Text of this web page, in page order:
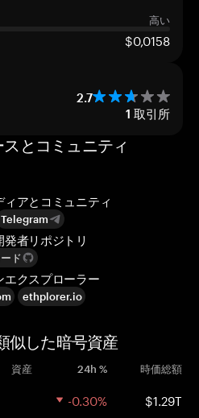
高い
$0,0158
2.7
1 取引所
とコミュニティ
アとコミュニティ
Telegram
者リポジトリ
ド
クスプローラー
ethplorer.io
似した暗号資産
資産 24h % 時価総額
-0.30% $1.29T